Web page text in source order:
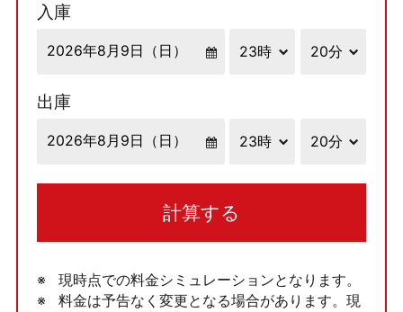
入庫
出庫
計算する
現時点での料金シミュレーションとなります。
料金は予告なく変更となる場合があります。現